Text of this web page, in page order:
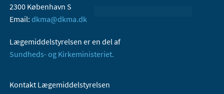
2300 København S
Email: dkma@dkma.dk
Lægemiddelstyrelsen er en del af
Sundheds- og Kirkeministeriet.
Kontakt Lægemiddelstyrelsen